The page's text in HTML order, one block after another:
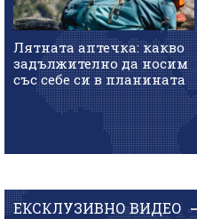
Лятната аптечка: какво
задължително да носим
със себе си в планината
ЕКСКЛУЗИВНО ВИДЕО